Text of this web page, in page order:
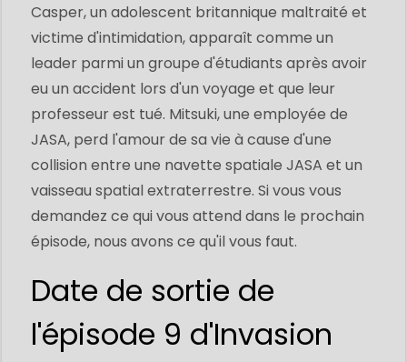
Casper, un adolescent britannique maltraité et
victime d'intimidation, apparaît comme un
leader parmi un groupe d'étudiants après avoir
eu un accident lors d'un voyage et que leur
professeur est tué. Mitsuki, une employée de
JASA, perd l'amour de sa vie à cause d'une
collision entre une navette spatiale JASA et un
vaisseau spatial extraterrestre. Si vous vous
demandez ce qui vous attend dans le prochain
épisode, nous avons ce qu'il vous faut.
Date de sortie de
l'épisode 9 d'Invasion